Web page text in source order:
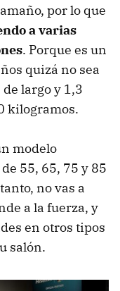
por lo que
a varias
. Porque es un
quizá no sea
largo y 1,3
kilogramos.
modelo
de 55, 65, 75 y 85
no vas a
a la fuerza, y
en otros tipos
salón.